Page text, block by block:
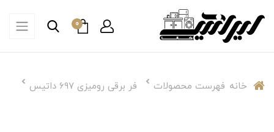
0
خانه فهرست محصولات فر برقی رومیزی ۶۹۷ داتیس